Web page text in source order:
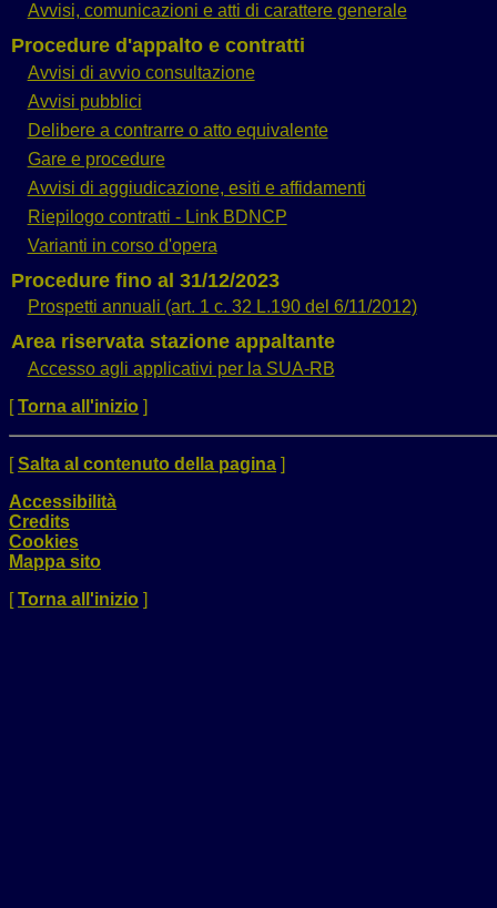
Avvisi, comunicazioni e atti di carattere generale
Procedure d'appalto e contratti
Avvisi di avvio consultazione
Avvisi pubblici
Delibere a contrarre o atto equivalente
Gare e procedure
Avvisi di aggiudicazione, esiti e affidamenti
Riepilogo contratti - Link BDNCP
Varianti in corso d'opera
Procedure fino al 31/12/2023
Prospetti annuali (art. 1 c. 32 L.190 del 6/11/2012)
Area riservata stazione appaltante
Accesso agli applicativi per la SUA-RB
[Torna all'inizio ]
[Salta al contenuto della pagina ]
Accessibilità
Credits
Cookies
Mappa sito
[Torna all'inizio ]